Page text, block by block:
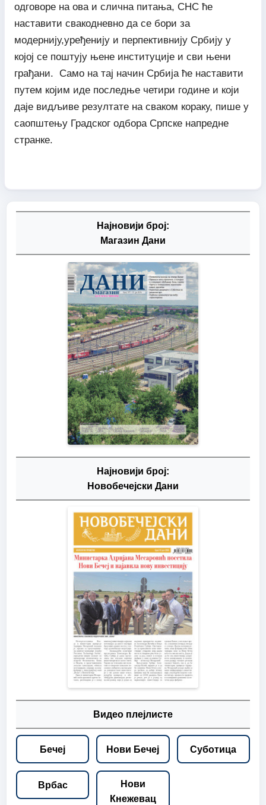
одговоре на ова и слична питања, СНС ће
наставити свакодневно да се бори за
модернију,уређенију и перпективнију Србију у
којој се поштују њене институције и сви њени
грађани. Само на тај начин Србија ће наставити
путем којим иде последње четири године и који
даје видљиве резултате на сваком кораку, пише у
саопштењу Градског одбора Српске напредне
странке.
Најновији број:
Магазин Дани
Најновији број:
Новобечејски Дани
Видео плејлисте
Бечеј Нови Бечеј Суботица
Врбас
Нови
Кнежевац